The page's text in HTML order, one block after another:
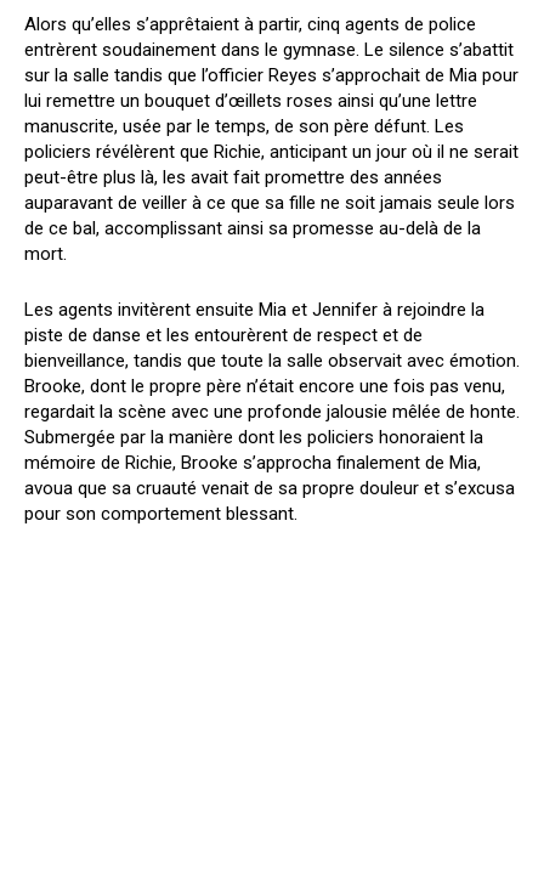
Alors qu’elles s’apprêtaient à partir, cinq agents de police
entrèrent soudainement dans le gymnase. Le silence s’abattit
sur la salle tandis que l’officier Reyes s’approchait de Mia pour
lui remettre un bouquet d’œillets roses ainsi qu’une lettre
manuscrite, usée par le temps, de son père défunt. Les
policiers révélèrent que Richie, anticipant un jour où il ne serait
peut-être plus là, les avait fait promettre des années
auparavant de veiller à ce que sa fille ne soit jamais seule lors
de ce bal, accomplissant ainsi sa promesse au-delà de la
mort.
Les agents invitèrent ensuite Mia et Jennifer à rejoindre la
piste de danse et les entourèrent de respect et de
bienveillance, tandis que toute la salle observait avec émotion.
Brooke, dont le propre père n’était encore une fois pas venu,
regardait la scène avec une profonde jalousie mêlée de honte.
Submergée par la manière dont les policiers honoraient la
mémoire de Richie, Brooke s’approcha finalement de Mia,
avoua que sa cruauté venait de sa propre douleur et s’excusa
pour son comportement blessant.